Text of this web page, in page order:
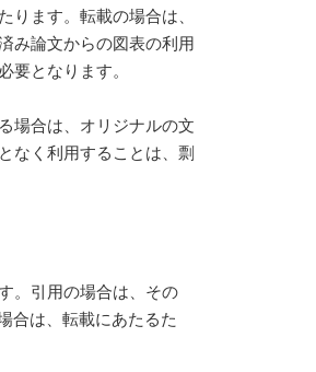
ます。転載の場合は、
み論文からの図表の利用
となります。
場合は、オリジナルの文
なく利用することは、剽
。引用の場合は、その
合は、転載にあたるた